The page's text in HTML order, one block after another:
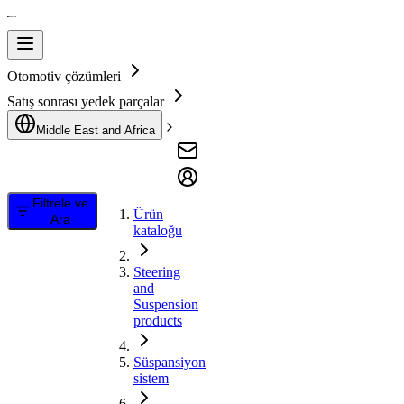
Otomotiv çözümleri
Satış sonrası yedek parçalar
Middle East and Africa
Filtrele ve
Ara
Ürün
kataloğu
Steering
and
Suspension
products
Süspansiyon
sistem